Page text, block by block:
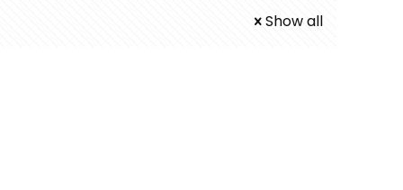
Show all